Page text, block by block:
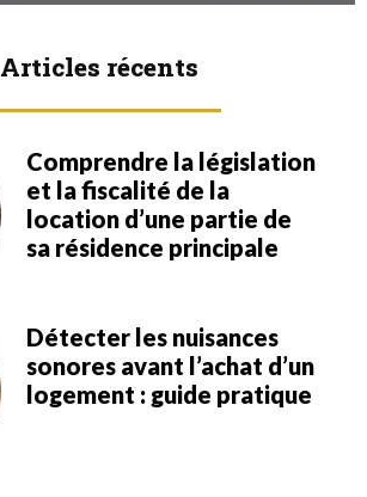
Articles récents
Comprendre la législation
et la fiscalité de la
location d’une partie de
sa résidence principale
Détecter les nuisances
sonores avant l’achat d’un
logement : guide pratique